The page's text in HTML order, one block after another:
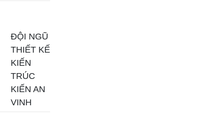
ĐỘI NGŨ
THIẾT KẾ
KIẾN
TRÚC
KIẾN AN
VINH